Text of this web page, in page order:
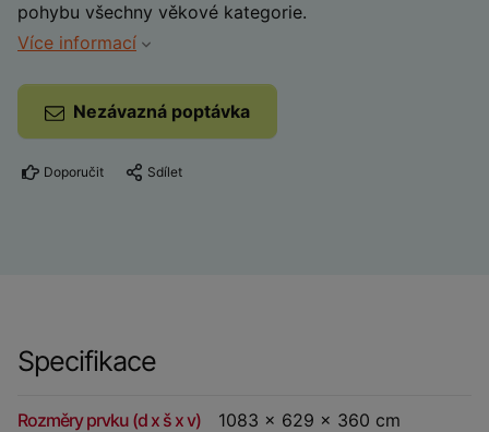
pohybu všechny věkové kategorie.
Více informací
Nezávazná poptávka
Doporučit Sdílet
Specifikace
Rozměry prvku (d x š x v) 1083 x 629 x 360 cm